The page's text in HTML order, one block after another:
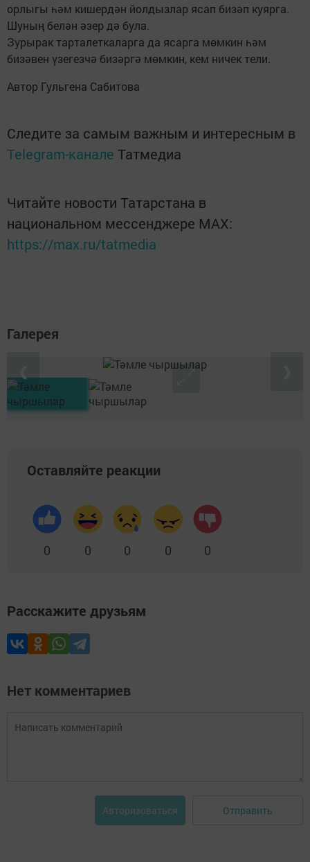
орлыгы һәм кишердән йолдызлар ясап бизәп куярга.
Шуның белән әзер дә була.
Зурырак тарталеткаларга да ясарга мөмкин һәм
бизәвен үзегезчә бизәргә мөмкин, кем ничек тели.
Автор Гульгена Сабитова
Следите за самым важным и интересным в
Telegram-канале Татмедиа
Читайте новости Татарстана в
национальном мессенджере MАХ:
https://max.ru/tatmedia
Галерея
Оставляйте реакции
0 0 0 0 0
Расскажите друзьям
Нет комментариев
Авторизоваться Отправить